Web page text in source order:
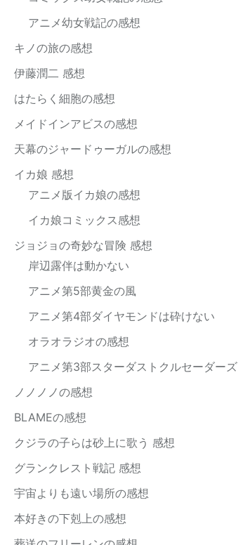
アニメ幼女戦記の感想
キノの旅の感想
伊藤潤二 感想
はたらく細胞の感想
メイドインアビスの感想
天幕のジャードゥーガルの感想
イカ娘 感想
アニメ版イカ娘の感想
イカ娘コミックス感想
ジョジョの奇妙な冒険 感想
岸辺露伴は動かない
アニメ第5部黄金の風
アニメ第4部ダイヤモンドは砕けない
オラオラジオの感想
アニメ第3部スターダストクルセーダーズ
ノノノノの感想
BLAMEの感想
クジラの子らは砂上に歌う 感想
グランクレスト戦記 感想
宇宙よりも遠い場所の感想
本好きの下剋上の感想